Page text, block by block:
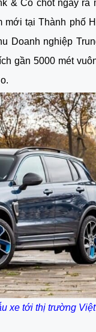
& Co chốt ngày ra
mới tại Thành phố
Doanh nghiệp
gần 5000 mét
xe tới thị trường